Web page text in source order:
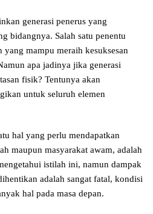
generasi penerus yang
bidangnya. Salah satu penentu
mampu meraih kesuksesan
apa jadinya jika generasi
fisik? Tentunya akan
untuk seluruh elemen
hal yang perlu mendapatkan
maupun masyarakat awam, adalah
istilah ini, namun dampak
adalah sangat fatal, kondisi
hal pada masa depan.